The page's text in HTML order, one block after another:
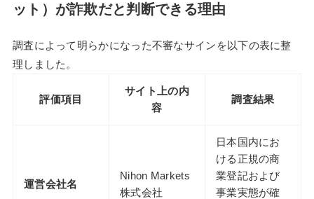
ット）が詐欺だと判断できる理由
調査によって明らかになった不審なサインを以下の表に整
理しました。
評価項目
サイト上の内
容
調査結果
運営会社名
Nihon Markets
株式会社
日本国内にお
ける正規の商
業登記および
事業実態が確